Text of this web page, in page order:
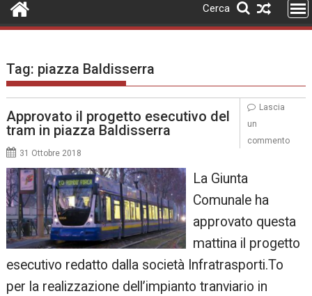
Cerca
Tag: piazza Baldisserra
Approvato il progetto esecutivo del
tram in piazza Baldisserra
31 Ottobre 2018
La Giunta
Comunale ha
approvato questa
mattina il progetto
esecutivo redatto dalla società Infratrasporti.To
per la realizzazione dell’impianto tranviario in
Lascia
un
commento